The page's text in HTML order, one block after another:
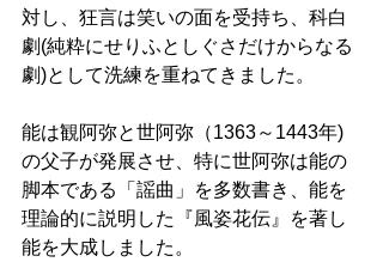
対し、狂言は笑いの面を受持ち、科白
劇(純粋にせりふとしぐさだけからなる
劇)として洗練を重ねてきました。
能は観阿弥と世阿弥（1363～1443年)
の父子が発展させ、特に世阿弥は能の
脚本である「謡曲」を多数書き、能を
理論的に説明した『風姿花伝』を著し
能を大成しました。